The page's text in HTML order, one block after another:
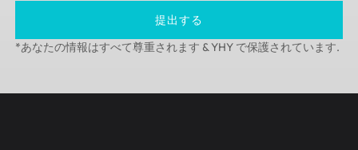
提出する
*あなたの情報はすべて尊重されます & YHY で保護されています.